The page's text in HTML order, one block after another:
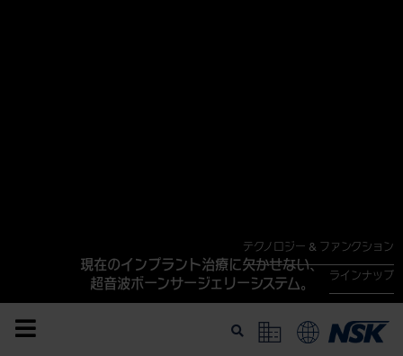
テクノロジー & ファンクション
ラインナップ
現在のインプラント治療に欠かせない、
超音波ボーンサージェリーシステム。